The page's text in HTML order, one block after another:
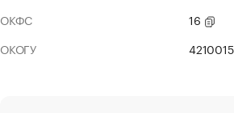
ОКФС
16
ОКОГУ
4210015